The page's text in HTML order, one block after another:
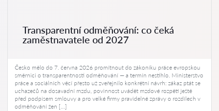
Transparentní odměňování: co čeká
zaměstnavatele od 2027
Česko mělo do 7. června 2026 promítnout do zákoníku práce evropskou
směrnici o transparentnosti odměňování — a termín nestihlo. Ministerstvo
práce a sociálních věcí přesto už zveřejnilo konkrétní návrh: zákaz ptát se
uchazečů na dosavadní mzdu, povinnost uvádět mzdové rozpětí ještě
před podpisem smlouvy a pro velké firmy pravidelné zprávy o rozdílech v
odměňování žen […]